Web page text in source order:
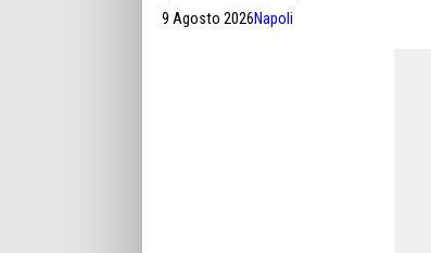
9 Agosto 2026Napoli